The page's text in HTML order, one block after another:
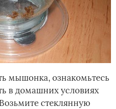
мышонка, ознакомьтесь
в домашних условиях
стеклянную